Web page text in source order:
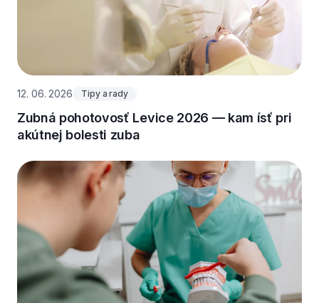
12. 06. 2026 Tipy a rady
Zubná pohotovosť Levice 2026 — kam ísť pri
akútnej bolesti zuba